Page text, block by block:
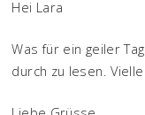
Hei Lara
Was für ein geiler
durch zu lesen.